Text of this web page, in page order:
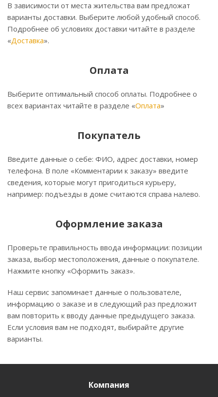
В зависимости от места жительства вам предложат
варианты доставки. Выберите любой удобный способ.
Подробнее об условиях доставки читайте в разделе
«Доставка».
Оплата
Выберите оптимальный способ оплаты. Подробнее о
всех вариантах читайте в разделе «Оплата»
Покупатель
Введите данные о себе: ФИО, адрес доставки, номер
телефона. В поле «Комментарии к заказу» введите
сведения, которые могут пригодиться курьеру,
например: подъезды в доме считаются справа налево.
Оформление заказа
Проверьте правильность ввода информации: позиции
заказа, выбор местоположения, данные о покупателе.
Нажмите кнопку «Оформить заказ».
Наш сервис запоминает данные о пользователе,
информацию о заказе и в следующий раз предложит
вам повторить к вводу данные предыдущего заказа.
Если условия вам не подходят, выбирайте другие
варианты.
Компания